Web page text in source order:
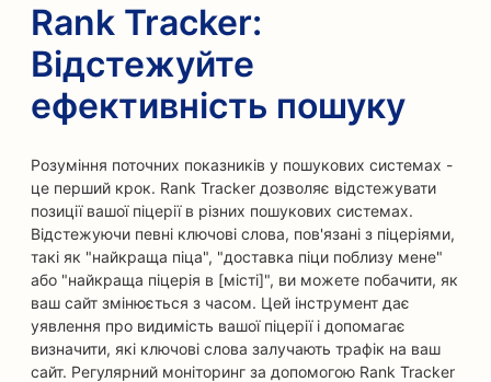
Rank Tracker:
Відстежуйте
ефективність пошуку
Розуміння поточних показників у пошукових системах -
це перший крок. Rank Tracker дозволяє відстежувати
позиції вашої піцерії в різних пошукових системах.
Відстежуючи певні ключові слова, пов'язані з піцеріями,
такі як "найкраща піца", "доставка піци поблизу мене"
або "найкраща піцерія в [місті]", ви можете побачити, як
ваш сайт змінюється з часом. Цей інструмент дає
уявлення про видимість вашої піцерії і допомагає
визначити, які ключові слова залучають трафік на ваш
сайт. Регулярний моніторинг за допомогою Rank Tracker